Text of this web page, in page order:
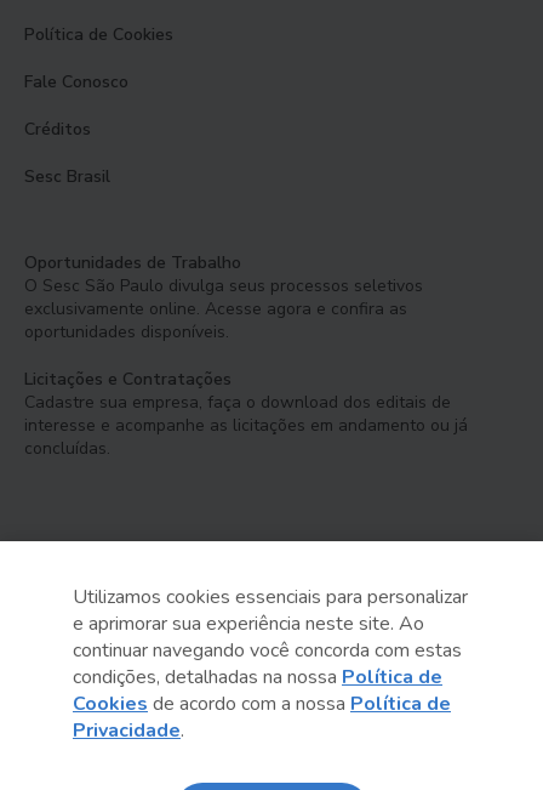
Política de Cookies
Fale Conosco
Créditos
Sesc Brasil
Oportunidades de Trabalho
O Sesc São Paulo divulga seus processos seletivos
exclusivamente online. Acesse agora e confira as
oportunidades disponíveis.
Licitações e Contratações
Cadastre sua empresa, faça o download dos editais de
interesse e acompanhe as licitações em andamento ou já
concluídas.
Serviço Social do Comércio
Administração Regional no Estado de São Paulo
Sesc São Paulo por aí:
Utilizamos cookies essenciais para personalizar
e aprimorar sua experiência neste site. Ao
continuar navegando você concorda com estas
condições, detalhadas na nossa Política de
Cookies de acordo com a nossa Política de
Privacidade.